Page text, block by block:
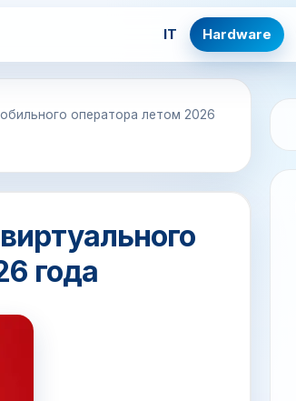
IT Hardware
оператора летом 2026
года